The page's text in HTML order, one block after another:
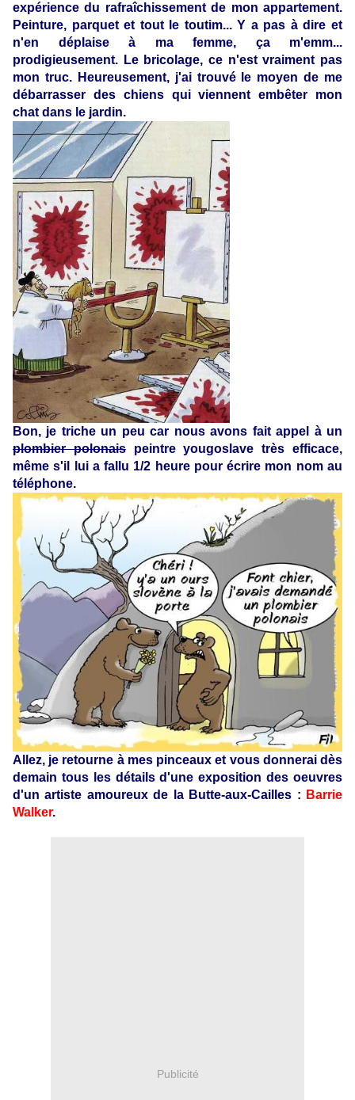
expérience du rafraîchissement de mon appartement.
Peinture, parquet et tout le toutim... Y a pas à dire et
n'en déplaise à ma femme, ça m'emm...
prodigieusement. Le bricolage, ce n'est vraiment pas
mon truc. Heureusement, j'ai trouvé le moyen de me
débarrasser des chiens qui viennent embêter mon
chat dans le jardin.
Bon, je triche un peu car nous avons fait appel à un
plombier polonaispeintre yougoslave très efficace,
même s'il lui a fallu 1/2 heure pour écrire mon nom au
téléphone.
Allez, je retourne à mes pinceaux et vous donnerai dès
demain tous les détails d'une exposition des oeuvres
d'un artiste amoureux de la Butte-aux-Cailles : Barrie
Walker.
Publicité